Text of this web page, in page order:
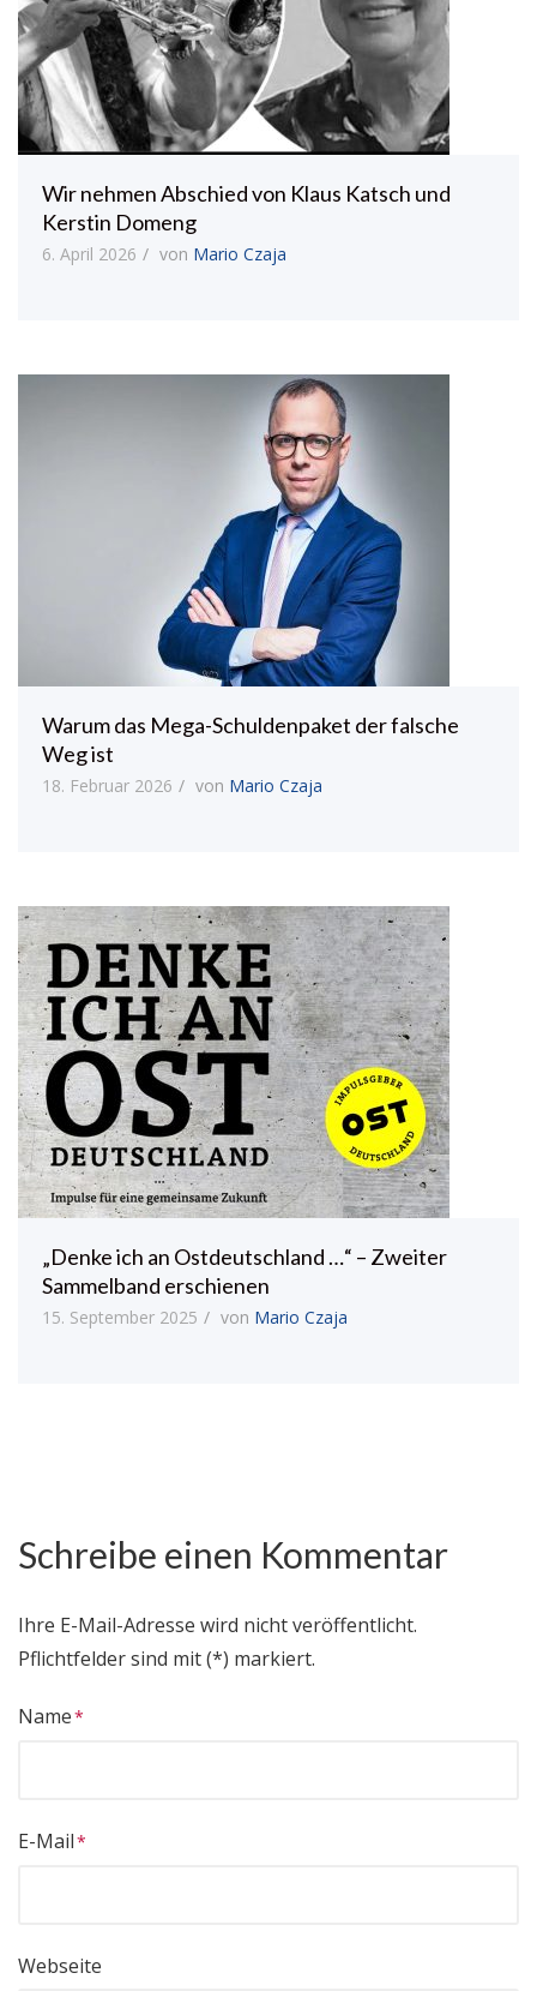
Wir nehmen Abschied von Klaus Katsch und
Kerstin Domeng
6. April 2026 von Mario Czaja
Warum das Mega-Schuldenpaket der falsche
Weg ist
18. Februar 2026 von Mario Czaja
„Denke ich an Ostdeutschland …“ – Zweiter
Sammelband erschienen
15. September 2025 von Mario Czaja
Schreibe einen Kommentar
Ihre E-Mail-Adresse wird nicht veröffentlicht.
Pflichtfelder sind mit (*) markiert.
Name
E-Mail
Webseite